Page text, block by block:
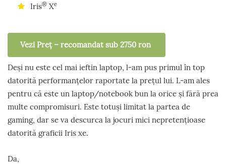
Iris® Xe
Vezi Preț – recomandat sub 2750 ron
Deși nu este cel mai ieftin laptop, l-am pus primul în top
datorită performanțelor raportate la prețul lui. L-am ales
pentru că este un laptop/notebook bun la orice și fără prea
multe compromisuri. Este totuși limitat la partea de
gaming, dar se va descurca la jocuri mici nepretențioase
datorită graficii Iris xe.
Da,